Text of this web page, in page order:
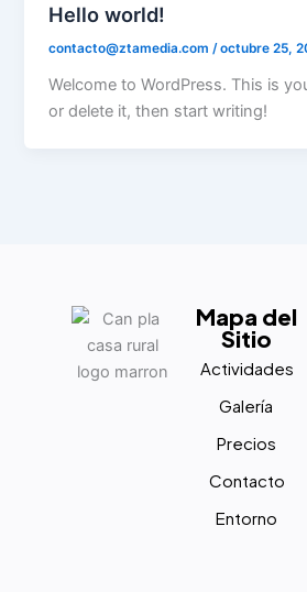
Hello world!
contacto@ztamedia.com/octubre 25,
Welcome to WordPress. This is
or delete it, then start writing!
Mapa del
Sitio
Actividades
Galería
Precios
Contacto
Entorno